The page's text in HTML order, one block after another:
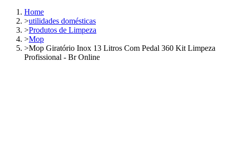
Home
>utilidades domésticas
>Produtos de Limpeza
>Mop
>Mop Giratório Inox 13 Litros Com Pedal 360 Kit Limpeza
Profissional - Br Online